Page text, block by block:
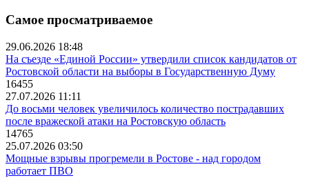
Самое просматриваемое
29.06.2026 18:48
На съезде «Единой России» утвердили список кандидатов от
Ростовской области на выборы в Государственную Думу
16455
27.07.2026 11:11
До восьми человек увеличилось количество пострадавших
после вражеской атаки на Ростовскую область
14765
25.07.2026 03:50
Мощные взрывы прогремели в Ростове - над городом
работает ПВО